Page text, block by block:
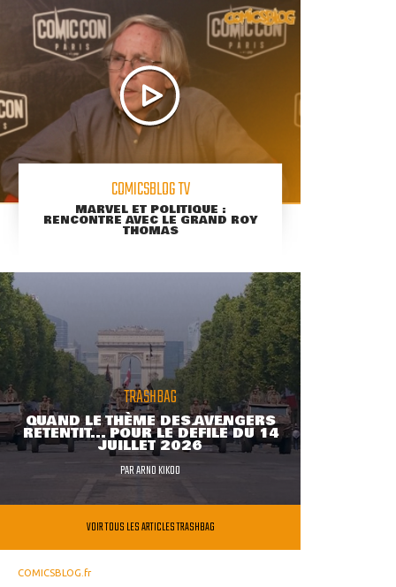
COMICSBLOG TV
MARVEL ET POLITIQUE :
RENCONTRE AVEC LE GRAND ROY
THOMAS
TRASHBAG
QUAND LE THÈME DES AVENGERS
RETENTIT... POUR LE DÉFILÉ DU 14
JUILLET 2026
PARARNO KIKOO
VOIR TOUS LES ARTICLES TRASHBAG
COMICSBLOG.fr